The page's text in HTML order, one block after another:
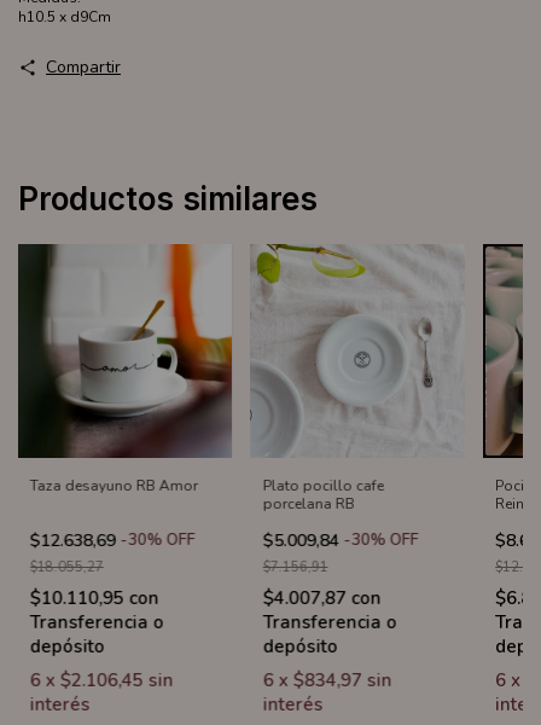
h10.5 x d9Cm
Compartir
Productos similares
Taza desayuno RB Amor
$12.638,69 -30% OFF
$18.055,27
$10.110,95 con
Transferencia o
depósito
6 x $2.106,45 sin
interés
Plato pocillo cafe
porcelana RB
$5.009,84 -30% OFF
$7.156,91
$4.007,87 con
Transferencia o
depósito
6 x $834,97 sin
interés
Reina
6 x